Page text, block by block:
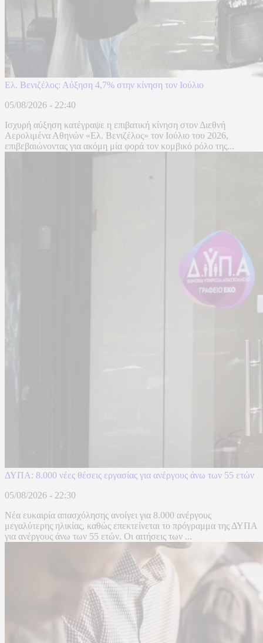
Ελ. Βενιζέλος: Αύξηση 4,7% στην κίνηση τον Ιούλιο
05/08/2026 - 22:40
Ισχυρή αύξηση κατέγραψε η επιβατική κίνηση στον Διεθνή
Αερολιμένα Αθηνών «Ελ. Βενιζέλος» τον Ιούλιο του 2026,
επιβεβαιώνοντας για ακόμη μία φορά τον κομβικό ρόλο της...
ΔΥΠΑ: 8.000 νέες θέσεις εργασίας για ανέργους άνω των 55 ετών
05/08/2026 - 22:30
Νέα ευκαιρία απασχόλησης ανοίγει για 8.000 ανέργους
μεγαλύτερης ηλικίας, καθώς επεκτείνεται το πρόγραμμα της ΔΥΠΑ
για ανέργους άνω των 55 ετών. Οι αιτήσεις των ...